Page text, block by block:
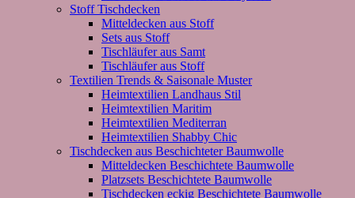
Stoff Tischdecken
Mitteldecken aus Stoff
Sets aus Stoff
Tischläufer aus Samt
Tischläufer aus Stoff
Textilien Trends & Saisonale Muster
Heimtextilien Landhaus Stil
Heimtextilien Maritim
Heimtextilien Mediterran
Heimtextilien Shabby Chic
Tischdecken aus Beschichteter Baumwolle
Mitteldecken Beschichtete Baumwolle
Platzsets Beschichtete Baumwolle
Tischdecken eckig Beschichtete Baumwolle